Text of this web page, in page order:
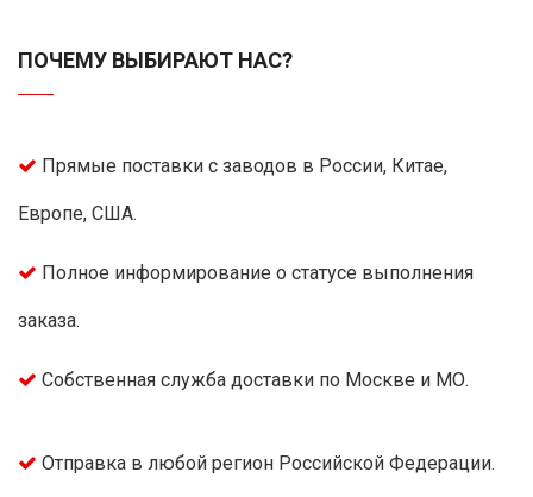
ПОЧЕМУ ВЫБИРАЮТ НАС?
Прямые поставки с заводов в России, Китае,
Европе, США.
Полное информирование о статусе выполнения
заказа.
Собственная служба доставки по Москве и МО.
Отправка в любой регион Российской Федерации.